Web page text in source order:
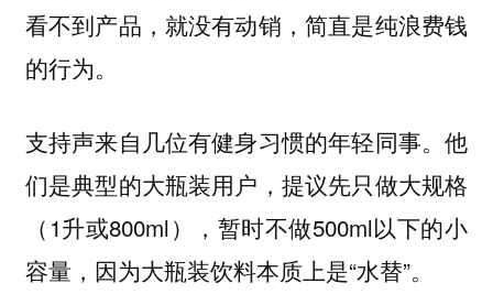
看不到产品，就没有动销，简直是纯浪费钱
的行为。
支持声来自几位有健身习惯的年轻同事。他
们是典型的大瓶装用户，提议先只做大规格
（1升或800ml），暂时不做500ml以下的小
容量，因为大瓶装饮料本质上是“水替”。